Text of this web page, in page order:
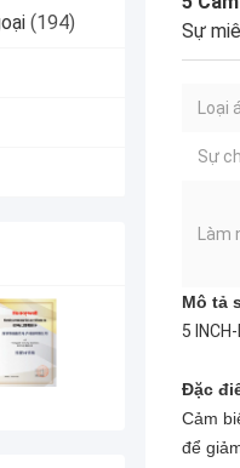
(194)
Sự
Loại
Sự
Làm
Mô tả
5
Đặc
Cảm
để